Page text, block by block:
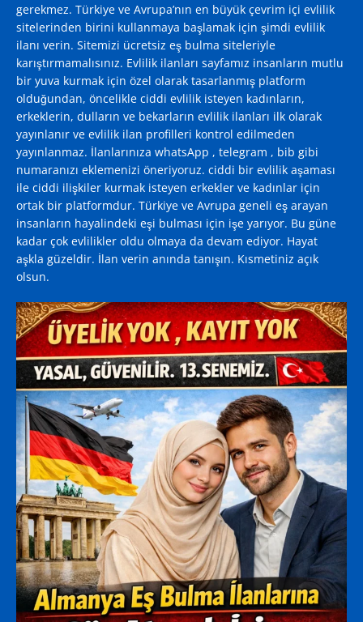
gerekmez. Türkiye ve Avrupa’nın en büyük çevrim içi evlilik
sitelerinden birini kullanmaya başlamak için şimdi evlilik
ilanı verin. Sitemizi ücretsiz eş bulma siteleriyle
karıştırmamalısınız. Evlilik ilanları sayfamız insanların mutlu
bir yuva kurmak için özel olarak tasarlanmış platform
olduğundan, öncelikle ciddi evlilik isteyen kadınların,
erkeklerin, dulların ve bekarların evlilik ilanları ilk olarak
yayınlanır ve evlilik ilan profilleri kontrol edilmeden
yayınlanmaz. İlanlarınıza whatsApp , telegram , bib gibi
numaranızı eklemenizi öneriyoruz. ciddi bir evlilik aşaması
ile ciddi ilişkiler kurmak isteyen erkekler ve kadınlar için
ortak bir platformdur. Türkiye ve Avrupa geneli eş arayan
insanların hayalindeki eşi bulması için işe yarıyor. Bu güne
kadar çok evlilikler oldu olmaya da devam ediyor. Hayat
aşkla güzeldir. İlan verin anında tanışın. Kısmetiniz açık
olsun.